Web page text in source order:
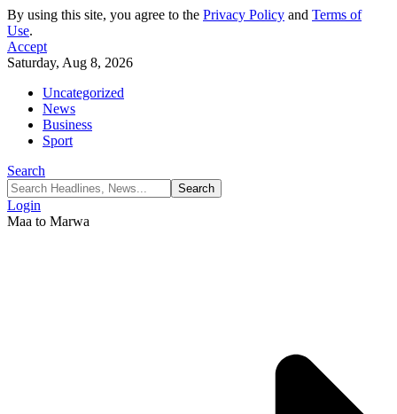
By using this site, you agree to the Privacy Policy and Terms of
Use.
Accept
Saturday, Aug 8, 2026
Uncategorized
News
Business
Sport
Search
Login
Maa to Marwa